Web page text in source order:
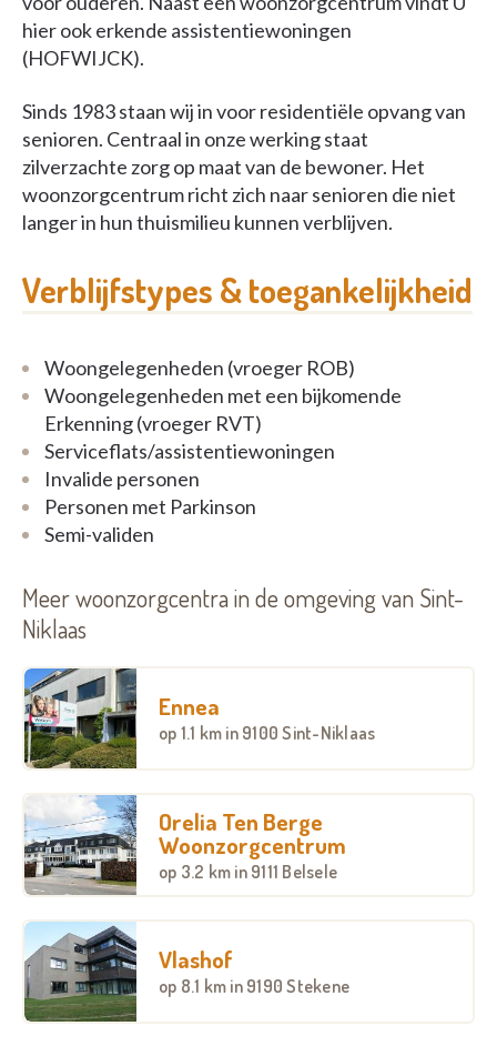
hier ook erkende assistentiewoningen
(HOFWIJCK).
Sinds 1983 staan wij in voor residentiële opvang van
senioren. Centraal in onze werking staat
zilverzachte zorg op maat van de bewoner. Het
woonzorgcentrum richt zich naar senioren die niet
langer in hun thuismilieu kunnen verblijven.
Verblijfstypes & toegankelijkheid
Woongelegenheden (vroeger ROB)
Woongelegenheden met een bijkomende
Erkenning (vroeger RVT)
Serviceflats/assistentiewoningen
Invalide personen
Personen met Parkinson
Semi-validen
Meer woonzorgcentra in de omgeving van Sint-
Niklaas
Ennea
op 1.1 km in 9100 Sint-Niklaas
Orelia Ten Berge
Woonzorgcentrum
op 3.2 km in 9111 Belsele
Vlashof
op 8.1 km in 9190 Stekene